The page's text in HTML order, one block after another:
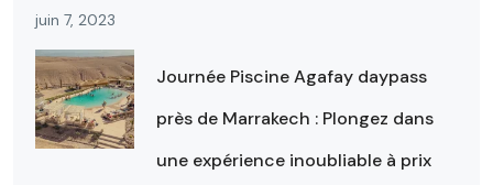
juin 7, 2023
Journée Piscine Agafay daypass
près de Marrakech : Plongez dans
une expérience inoubliable à prix